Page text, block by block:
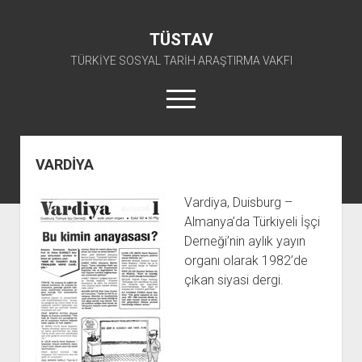
TÜSTAV
TÜRKİYE SOSYAL TARİH ARAŞTIRMA VAKFI
menüyü
aç
twitterfacebookinstagramyoutube
E-ARŞİV
açılır
menüyü
aç
TKP ARŞİV FONU
TİP ARŞİV FONU
TSİP ARŞİV FONU
TBKP ARŞİV FONU
İŞÇİ HAREKETLERİ ARŞİV FONU
KÜTÜPHANE
açılır
menüyü
aç
TKP KİTAPLIĞI
TİP KİTAPLIĞI
TSİP KİTAPLIĞI
TBKP KİTAPLIĞI
SÜRELİ YAYINLAR
AFİŞLER
GÖRSEL-İŞİTSEL
BAŞVURULAR
VARDİYA
Vardiya, Duisburg –
Almanya’da Türkiyeli İşçi
Derneği’nin aylık yayın
organı olarak 1982’de
çıkan siyasi dergi.